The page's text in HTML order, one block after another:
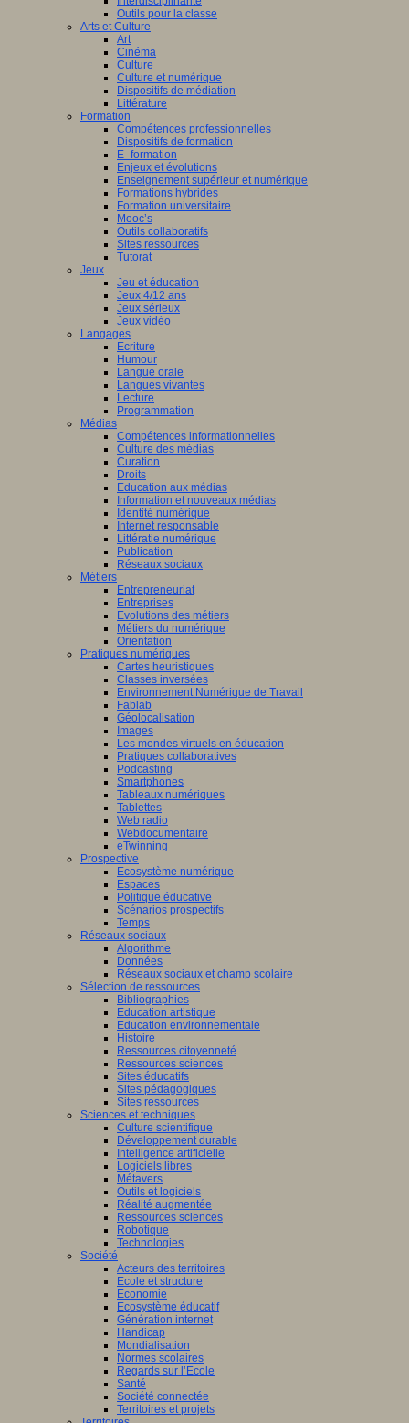
Outils pour la classe
Arts et Culture
Art
Cinéma
Culture
Culture et numérique
Dispositifs de médiation
Littérature
Formation
Compétences professionnelles
Dispositifs de formation
E- formation
Enjeux et évolutions
Enseignement supérieur et numérique
Formations hybrides
Formation universitaire
Mooc’s
Outils collaboratifs
Sites ressources
Tutorat
Jeux
Jeu et éducation
Jeux 4/12 ans
Jeux sérieux
Jeux vidéo
Langages
Ecriture
Humour
Langue orale
Langues vivantes
Lecture
Programmation
Médias
Compétences informationnelles
Culture des médias
Curation
Droits
Education aux médias
Information et nouveaux médias
Identité numérique
Internet responsable
Littératie numérique
Publication
Réseaux sociaux
Métiers
Entrepreneuriat
Entreprises
Evolutions des métiers
Métiers du numérique
Orientation
Pratiques numériques
Cartes heuristiques
Classes inversées
Environnement Numérique de Travail
Fablab
Géolocalisation
Images
Les mondes virtuels en éducation
Pratiques collaboratives
Podcasting
Smartphones
Tableaux numériques
Tablettes
Web radio
Webdocumentaire
eTwinning
Prospective
Ecosystème numérique
Espaces
Politique éducative
Scénarios prospectifs
Temps
Réseaux sociaux
Algorithme
Données
Réseaux sociaux et champ scolaire
Sélection de ressources
Bibliographies
Education artistique
Education environnementale
Histoire
Ressources citoyenneté
Ressources sciences
Sites éducatifs
Sites pédagogiques
Sites ressources
Sciences et techniques
Culture scientifique
Développement durable
Intelligence artificielle
Logiciels libres
Métavers
Outils et logiciels
Réalité augmentée
Ressources sciences
Robotique
Technologies
Société
Acteurs des territoires
Ecole et structure
Economie
Ecosystème éducatif
Génération internet
Handicap
Mondialisation
Normes scolaires
Regards sur l’Ecole
Santé
Société connectée
Territoires et projets